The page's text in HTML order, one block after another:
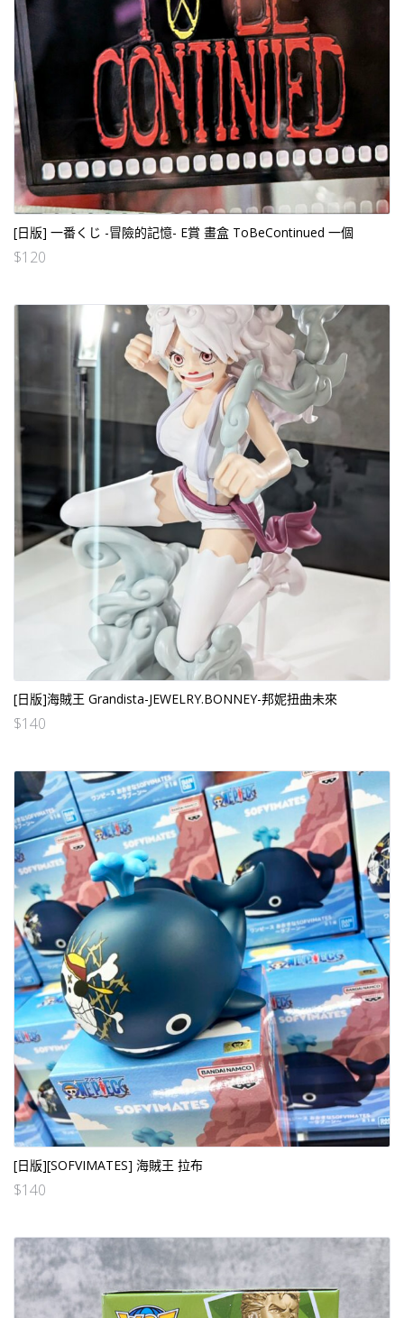
[日版] 一番くじ -冒險的記憶- E賞 畫盒 ToBeContinued 一個
$120
[日版]海賊王 Grandista-JEWELRY.BONNEY-邦妮扭曲未來
$140
[日版][SOFVIMATES] 海賊王 拉布
$140